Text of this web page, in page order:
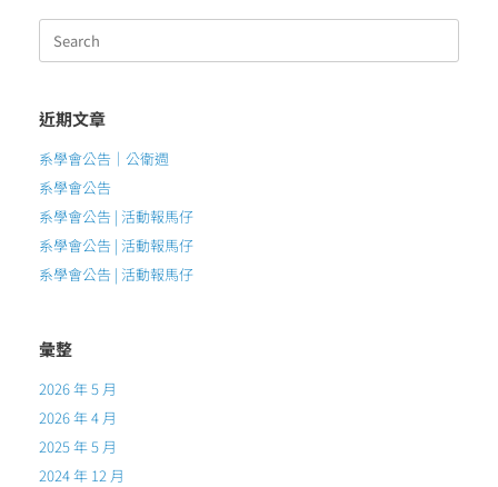
Search
for:
近期文章
系學會公告｜公衛週
系學會公告
系學會公告 | 活動報馬仔
系學會公告 | 活動報馬仔
系學會公告 | 活動報馬仔
彙整
2026 年 5 月
2026 年 4 月
2025 年 5 月
2024 年 12 月